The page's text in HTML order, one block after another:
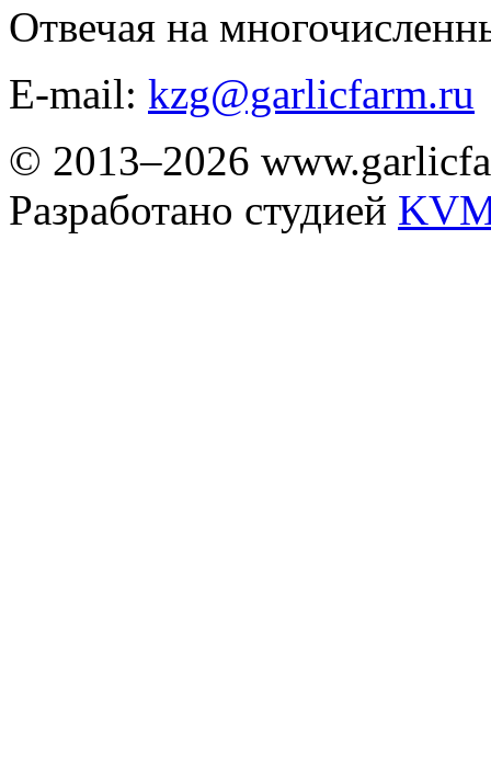
Отвечая на
E-mail: kzg@garlicfarm.ru
© 2013–2026
Разработано студией